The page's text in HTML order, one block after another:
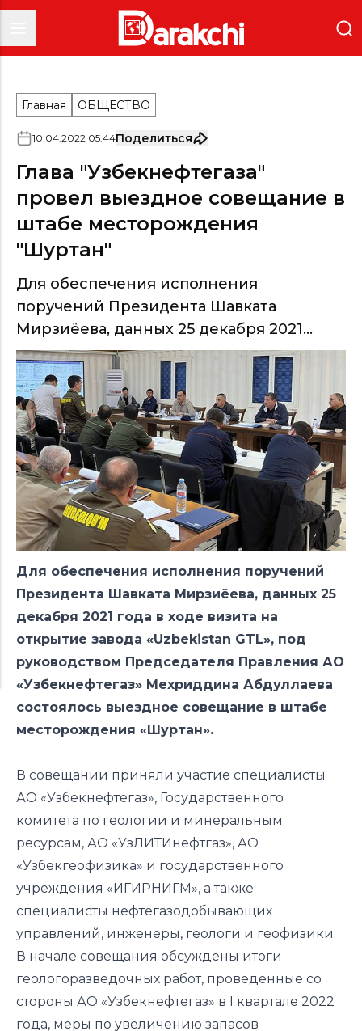
Главная ОБЩЕСТВО
10.04.2022 05:44Поделиться
Глава "Узбекнефтегаза"
провел выездное совещание в
штабе месторождения
"Шуртан"
Для обеспечения исполнения
поручений Президента Шавката
Мирзиёева, данных 25 декабря 2021...
Для обеспечения исполнения поручений
Президента Шавката Мирзиёева, данных 25
декабря 2021 года в ходе визита на
открытие завода «Uzbekistan GTL», под
руководством Председателя Правления АО
«Узбекнефтегаз» Мехриддина Абдуллаева
состоялось выездное совещание в штабе
месторождения «Шуртан».
В совещании приняли участие специалисты
АО «Узбекнефтегаз», Государственного
комитета по геологии и минеральным
ресурсам, АО «УзЛИТИнефтгаз», АО
«Узбекгеофизика» и государственного
учреждения «ИГИРНИГМ», а также
специалисты нефтегазодобывающих
управлений, инженеры, геологи и геофизики.
В начале совещания обсуждены итоги
геологоразведочных работ, проведенные со
стороны АО «Узбекнефтегаз» в I квартале 2022
года, меры по увеличению запасов